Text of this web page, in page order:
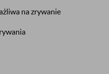
na zrywanie